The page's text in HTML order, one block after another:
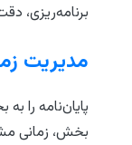
برنامه‌ریزی،
مدیریت
پایان‌نامه را
بخش، زمانی